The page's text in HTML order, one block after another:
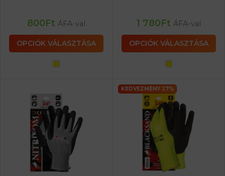
800Ft ÁFA-val
OPCIÓK VÁLASZTÁSA
1 780Ft ÁFA-val
OPCIÓK VÁLASZTÁSA
KEDVEZMÉNY 27%